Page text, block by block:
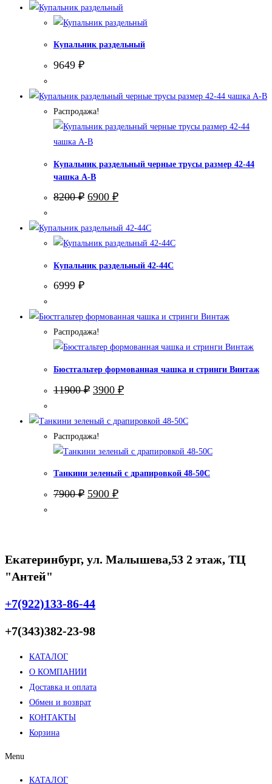
Купальник раздельный
9649 ₽
Распродажа!
Купальник раздельный черные трусы размер 42-44
чашка А-В
8200₽ Первоначальная
8200 ₽.
6900 ₽Текущая
Купальник раздельный 42-44С
6999 ₽
Распродажа!
Бюстгальтер формованная чашка и стринги Винтаж
11900₽ Первоначальная
цена
11900 ₽.
3900 ₽Текущая
цена:
Распродажа!
Танкини зеленый с драпировкой 48-50С
7900₽ Первоначальная
цена
5900 ₽Текущая
цена:
Екатеринбург, ул. Малышева,53 2 этаж, ТЦ
"Антей"
+7(922)133-86-44
+7(343)382-23-98
КАТАЛОГ
О КОМПАНИИ
Доставка и оплата
Обмен и возврат
КОНТАКТЫ
Корзина
Menu
КАТАЛОГ